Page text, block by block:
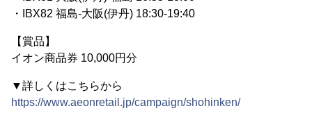
・IBX82 福島-大阪(伊丹) 18:30-19:40
【賞品】
イオン商品券 10,000円分
▼詳しくはこちらから
https://www.aeonretail.jp/campaign/shohinken/